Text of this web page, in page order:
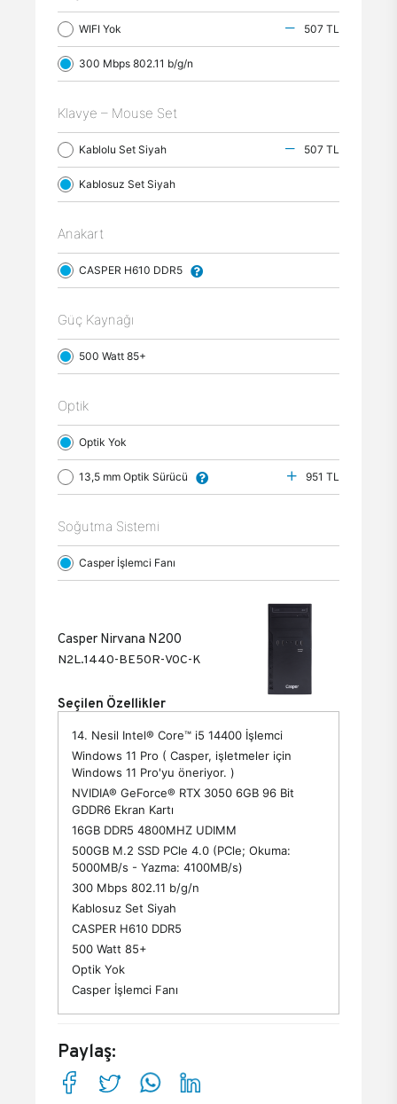
WIFI Yok 507 TL
300 Mbps 802.11 b/g/n
Klavye – Mouse Set
Kablolu Set Siyah 507 TL
Kablosuz Set Siyah
Anakart
CASPER H610 DDR5
Güç Kaynağı
500 Watt 85+
Optik
Optik Yok
13,5 mm Optik Sürücü 951 TL
Soğutma Sistemi
Casper İşlemci Fanı
Casper Nirvana N200
N2L.1440-BE50R-V0C-K
Seçilen Özellikler
14. Nesil Intel® Core™ i5 14400 İşlemci
Windows 11 Pro ( Casper, işletmeler için
Windows 11 Pro'yu öneriyor. )
NVIDIA® GeForce® RTX 3050 6GB 96 Bit
GDDR6 Ekran Kartı
16GB DDR5 4800MHZ UDIMM
500GB M.2 SSD PCle 4.0 (PCle; Okuma:
5000MB/s - Yazma: 4100MB/s)
300 Mbps 802.11 b/g/n
Kablosuz Set Siyah
CASPER H610 DDR5
500 Watt 85+
Optik Yok
Casper İşlemci Fanı
Paylaş: